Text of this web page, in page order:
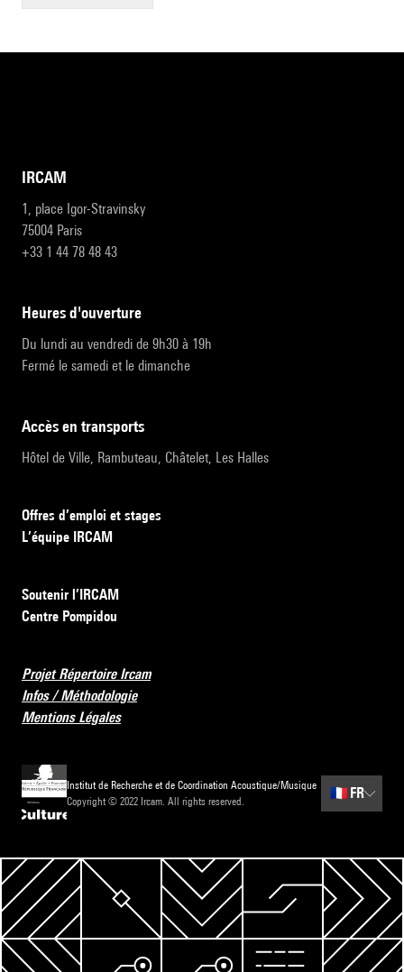
IRCAM
1, place Igor-Stravinsky
75004 Paris
+33 1 44 78 48 43
heures d'ouverture
Du lundi au vendredi de 9h30 à 19h
Fermé le samedi et le dimanche
accès en transports
Hôtel de Ville, Rambuteau, Châtelet, Les Halles
Offres d’emploi et stages
L’équipe IRCAM
Soutenir l’IRCAM
Centre Pompidou
Projet Répertoire Ircam
Infos / Méthodologie
Mentions Légales
Institut de Recherche et de Coordination Acoustique/Musique
Copyright © 2022 Ircam. All rights reserved.
🇫🇷 FR